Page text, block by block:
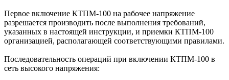
Первое включение КТПМ-100 на рабочее напряжение
разрешается производить после выполнения требований,
указанных в настоящей инструкции, и приемки КТПМ-100
организацией, располагающей соответствующими правилами.
Последовательность операций при включении КТПМ-100 в
сеть высокого напряжения: